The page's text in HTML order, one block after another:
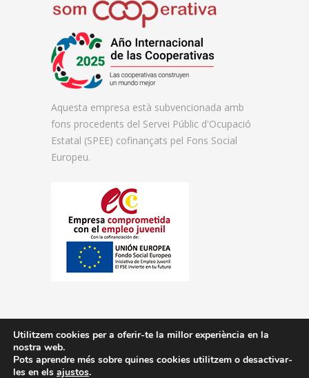
Aquesta empresa està subvencionada amb
fons procedents del Servei Públic d'Ocupació
Estatal (SPEE) cofinançats pel Fons Social
Europeu.
© 2026 Florida Centre de Formació.
Utilitzem cookies per a oferir-te la millor experiència en la
nostra web.
Pots aprendre més sobre quines cookies utilitzem o desactivar-
les en els ajustos.